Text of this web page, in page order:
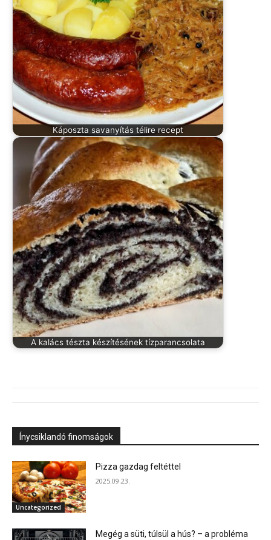
Káposzta savanyítás télire recept
A kalács tészta készítésének tízparancsolata
Ínycsiklandó finomságok
Uncategorized
Pizza gazdag feltéttel
2025.09.23.
Megég a süti, túlsül a hús? – a probléma